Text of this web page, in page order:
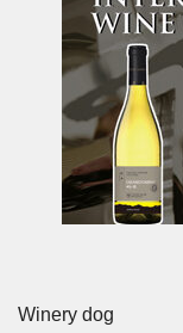
Winery dog